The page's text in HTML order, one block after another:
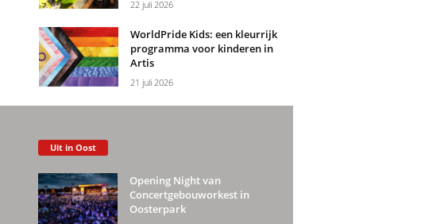
22 juli 2026
WorldPride Kids: een kleurrijk
programma voor kinderen in
Artis
21 juli 2026
Uit in Oost
Opening Night van
Concertgebouworkest in
Oosterpark